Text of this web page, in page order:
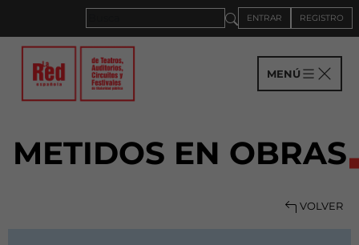
ENTRAR REGISTRO
MENÚ
METIDOS EN OBRAS
VOLVER